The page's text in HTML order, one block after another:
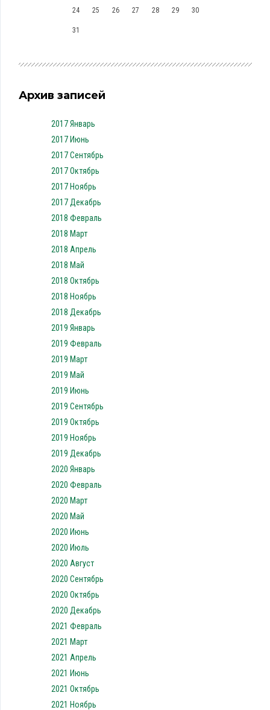
24 25 26 27 28 29 30
31
Архив записей
2017 Январь
2017 Июнь
2017 Сентябрь
2017 Октябрь
2017 Ноябрь
2017 Декабрь
2018 Февраль
2018 Март
2018 Апрель
2018 Май
2018 Октябрь
2018 Ноябрь
2018 Декабрь
2019 Январь
2019 Февраль
2019 Март
2019 Май
2019 Июнь
2019 Сентябрь
2019 Октябрь
2019 Ноябрь
2019 Декабрь
2020 Январь
2020 Февраль
2020 Март
2020 Май
2020 Июнь
2020 Июль
2020 Август
2020 Сентябрь
2020 Октябрь
2020 Декабрь
2021 Февраль
2021 Март
2021 Апрель
2021 Июнь
2021 Октябрь
2021 Ноябрь